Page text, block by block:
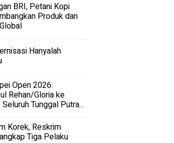
BRI, Petani Kopi
Produk dan
Hanyalah
Open 2026:
Rehan/Gloria ke
Tunggal Putra
Korek, Reskrim
Tiga Pelaku